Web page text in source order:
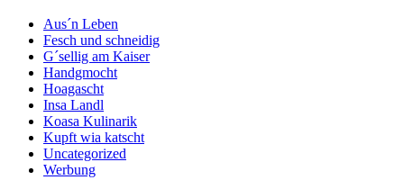
Aus´n Leben
Fesch und schneidig
G´sellig am Kaiser
Handgmocht
Hoagascht
Insa Landl
Koasa Kulinarik
Kupft wia katscht
Uncategorized
Werbung